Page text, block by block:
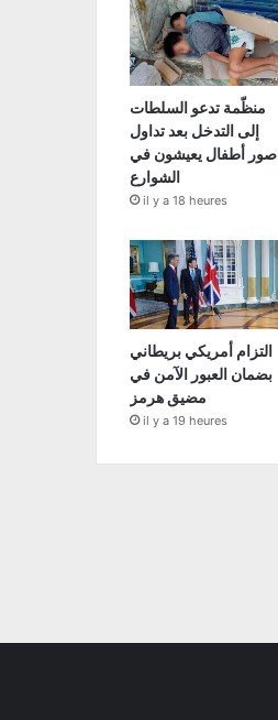
منظّمة تدعو السلطات
إلى التدخل بعد تداول
صور أطفال يعيشون في
الشوارع
il y a 18 heures
التزام أمريكي بريطاني
بضمان العبور الآمن في
مضيق هرمز
il y a 19 heures